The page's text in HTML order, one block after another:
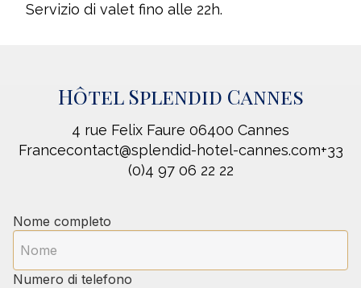
Servizio di valet fino alle 22h.
Hôtel Splendid Cannes
4 rue Felix Faure 06400 Cannes
Francecontact@splendid-hotel-cannes.com+33
(0)4 97 06 22 22
Nome completo
Numero di telefono